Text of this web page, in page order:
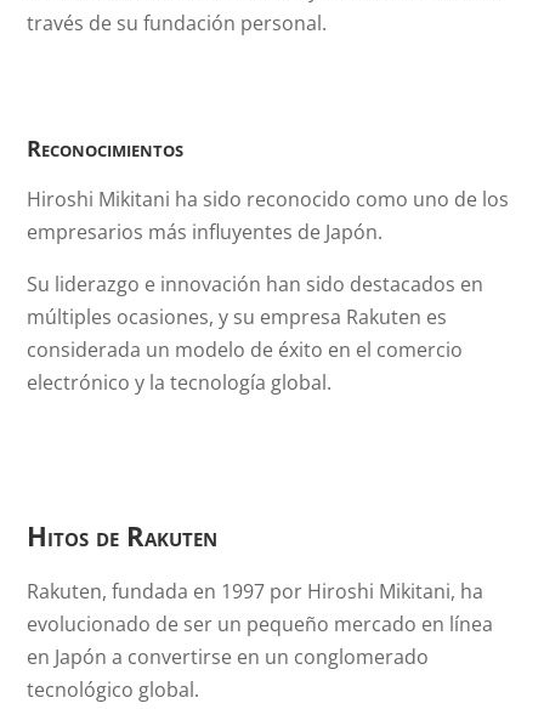
través de su fundación personal.
Reconocimientos
Hiroshi Mikitani ha sido reconocido como uno de los
empresarios más influyentes de Japón.
Su liderazgo e innovación han sido destacados en
múltiples ocasiones, y su empresa Rakuten es
considerada un modelo de éxito en el comercio
electrónico y la tecnología global.
Hitos de Rakuten
Rakuten, fundada en 1997 por Hiroshi Mikitani, ha
evolucionado de ser un pequeño mercado en línea
en Japón a convertirse en un conglomerado
tecnológico global.